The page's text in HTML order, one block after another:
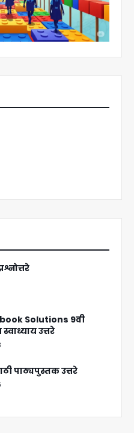
Solutions 9वी
उत्तरे
पाठ्यपुस्तक उत्तरे